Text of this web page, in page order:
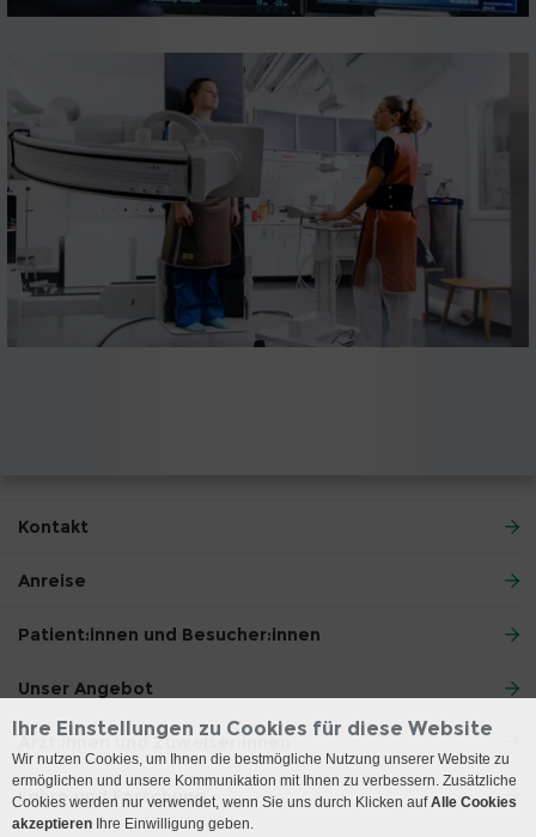
Kontakt
Anreise
Patient:innen und Besucher:innen
Unser Angebot
Ärzt:innen und Zuweiser:innen
Lehre und Forschung
Ihre Einstellungen zu Cookies für diese Website
Wir nutzen Cookies, um Ihnen die bestmögliche Nutzung unserer Website zu
ermöglichen und unsere Kommunikation mit Ihnen zu verbessern. Zusätzliche
Cookies werden nur verwendet, wenn Sie uns durch Klicken aufAlle Cookies
akzeptieren Ihre Einwilligung geben.